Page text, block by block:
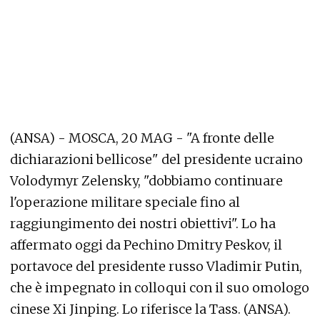
(ANSA) - MOSCA, 20 MAG - "A fronte delle
dichiarazioni bellicose" del presidente ucraino
Volodymyr Zelensky, "dobbiamo continuare
l'operazione militare speciale fino al
raggiungimento dei nostri obiettivi". Lo ha
affermato oggi da Pechino Dmitry Peskov, il
portavoce del presidente russo Vladimir Putin,
che è impegnato in colloqui con il suo omologo
cinese Xi Jinping. Lo riferisce la Tass. (ANSA).